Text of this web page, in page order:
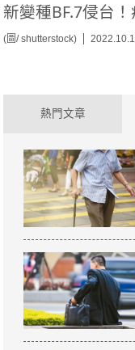
新變種BF.7侵台
(圖/ shutterstock)
熱門文章